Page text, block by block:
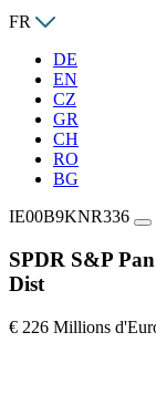
FR
DE
EN
CZ
GR
CH
RO
BG
IE00B9KNR336
SPDR S&P
Dist
€ 226 Millions